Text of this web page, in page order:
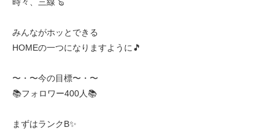
みんながホッとできる
HOMEの一つになりますように🎵
〜・〜今の目標〜・〜
📚フォロワー400人📚
まずはランクB✨